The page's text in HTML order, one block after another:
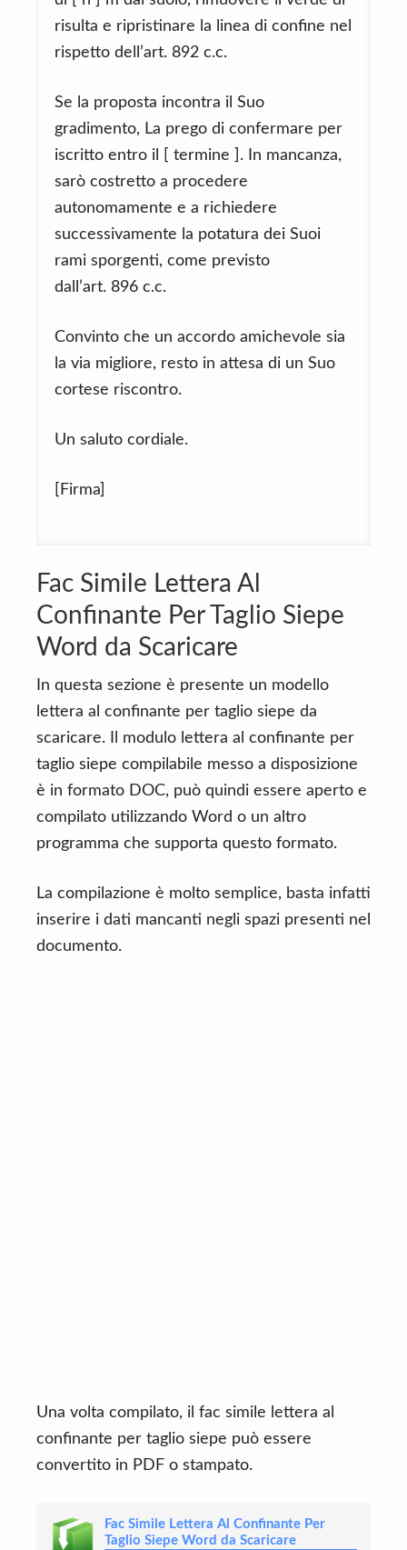
risulta e ripristinare la linea di confine nel
rispetto dell’art. 892 c.c.
Se la proposta incontra il Suo
gradimento, La prego di confermare per
iscritto entro il [ termine ]. In mancanza,
sarò costretto a procedere
autonomamente e a richiedere
successivamente la potatura dei Suoi
rami sporgenti, come previsto
dall’art. 896 c.c.
Convinto che un accordo amichevole sia
la via migliore, resto in attesa di un Suo
cortese riscontro.
Un saluto cordiale.
[Firma]
Fac Simile Lettera Al
Confinante Per Taglio Siepe
Word da Scaricare
In questa sezione è presente un modello
lettera al confinante per taglio siepe da
scaricare. Il modulo lettera al confinante per
taglio siepe compilabile messo a disposizione
è in formato DOC, può quindi essere aperto e
compilato utilizzando Word o un altro
programma che supporta questo formato.
La compilazione è molto semplice, basta infatti
inserire i dati mancanti negli spazi presenti nel
documento.
Una volta compilato, il fac simile lettera al
confinante per taglio siepe può essere
convertito in PDF o stampato.
Fac Simile Lettera Al Confinante Per
Taglio Siepe Word da Scaricare